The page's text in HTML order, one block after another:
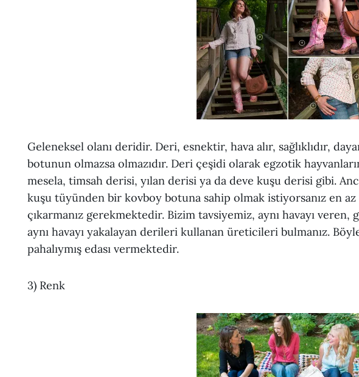
Geleneksel olanı deridir. Deri, esnektir, hava alır, sağlıklıdır,
botunun olmazsa olmazıdır. Deri çeşidi olarak egzotik
mesela, timsah derisi, yılan derisi ya da deve kuşu derisi gibi.
kuşu tüyünden bir kovboy botuna sahip olmak istiyorsanız en az
çıkarmanız gerekmektedir. Bizim tavsiyemiz, aynı havayı veren,
aynı havayı yakalayan derileri kullanan üreticileri bulmanız.
pahalıymış edası vermektedir.
3) Renk